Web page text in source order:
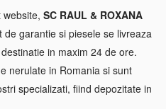
SC RAUL & ROXANA
garantie si piesele se livreaza
in maxim 24 de ore.
nerulate in Romania si sunt
specializati, fiind depozitate in